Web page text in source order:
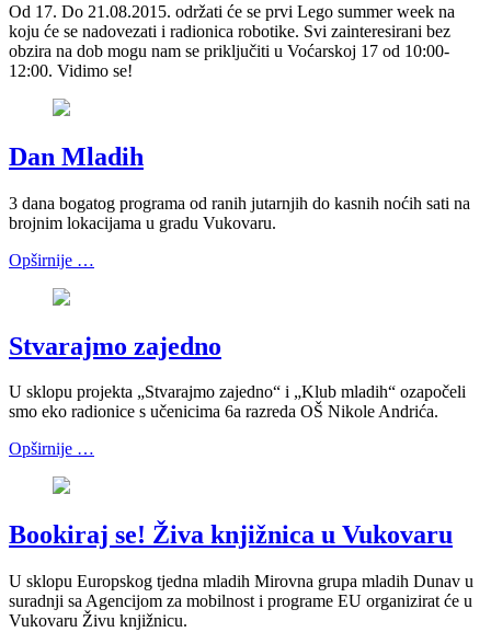
Od 17. Do 21.08.2015. održati će se prvi Lego summer week na
koju će se nadovezati i radionica robotike. Svi zainteresirani bez
obzira na dob mogu nam se priključiti u Voćarskoj 17 od 10:00-
12:00. Vidimo se!
Dan Mladih
3 dana bogatog programa od ranih jutarnjih do kasnih noćih sati na
brojnim lokacijama u gradu Vukovaru.
Opširnije …
Stvarajmo zajedno
U sklopu projekta „Stvarajmo zajedno“ i „Klub mladih“ ozapočeli
smo eko radionice s učenicima 6a razreda OŠ Nikole Andrića.
Opširnije …
Bookiraj se! Živa knjižnica u Vukovaru
U sklopu Europskog tjedna mladih Mirovna grupa mladih Dunav u
suradnji sa Agencijom za mobilnost i programe EU organizirat će u
Vukovaru Živu knjižnicu.